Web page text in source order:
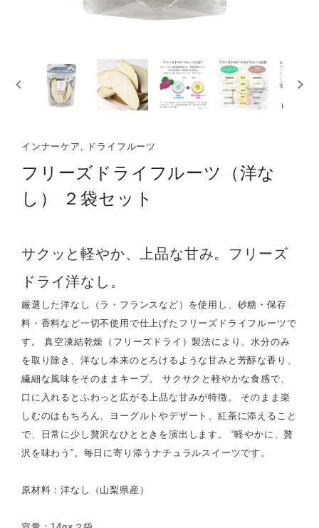
インナーケア, ドライフルーツ
フリーズドライフルーツ（洋な
し） ２袋セット
サクッと軽やか、上品な甘み。フリーズ
ドライ洋なし。
厳選した洋なし（ラ・フランスなど）を使用し、砂糖・保存
料・香料など一切不使用で仕上げたフリーズドライフルーツで
す。 真空凍結乾燥（フリーズドライ）製法により、水分のみ
を取り除き、洋なし本来のとろけるような甘みと芳醇な香り、
繊細な風味をそのままキープ。 サクサクと軽やかな食感で、
口に入れるとふわっと広がる上品な甘みが特徴。 そのまま楽
しむのはもちろん、ヨーグルトやデザート、紅茶に添えること
で、日常に少し贅沢なひとときを演出します。 “軽やかに、贅
沢を味わう”。毎日に寄り添うナチュラルスイーツです。
原材料：洋なし（山梨県産）